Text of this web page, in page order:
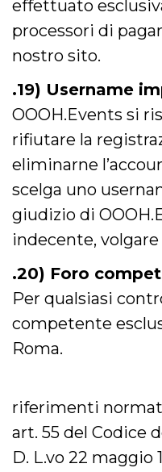
effettuato
processori di
nostro sito.
.19) Username
OOOH.Events si
rifiutare la
eliminarne
scelga uno
giudizio di
indecente,
.20) Foro
Per qualsiasi
competente
Roma.
riferimenti
art. 55 del Codice
D. L.vo 22 maggio